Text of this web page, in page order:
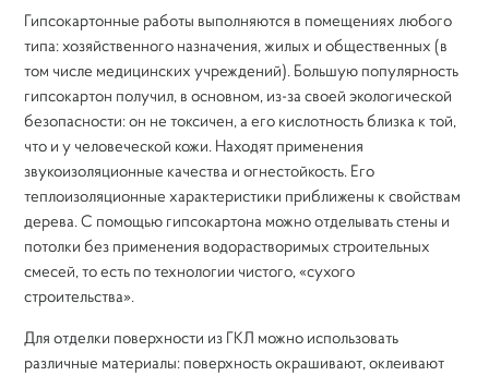
Гипсокартонные работы выполняются в помещениях любого
типа: хозяйственного назначения, жилых и общественных (в
том числе медицинских учреждений). Большую популярность
гипсокартон получил, в основном, из-за своей экологической
безопасности: он не токсичен, а его кислотность близка к той,
что и у человеческой кожи. Находят применения
звукоизоляционные качества и огнестойкость. Его
теплоизоляционные характеристики приближены к свойствам
дерева. С помощью гипсокартона можно отделывать стены и
потолки без применения водорастворимых строительных
смесей, то есть по технологии чистого, «сухого
строительства».
Для отделки поверхности из ГКЛ можно использовать
различные материалы: поверхность окрашивают, оклеивают